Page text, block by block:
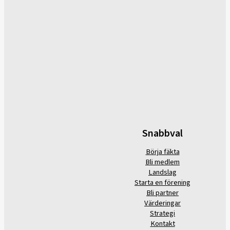
Snabbval
Börja fäkta
Bli medlem
Landslag
Starta en förening
Bli partner
Värderingar
Strategi
Kontakt